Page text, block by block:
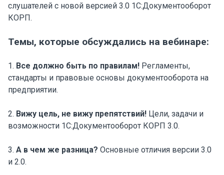
слушателей с новой версией 3.0 1С:Документооборот
КОРП.
Темы, которые обсуждались на вебинаре:
1. Все должно быть по правилам! Регламенты,
стандарты и правовые основы документооборота на
предприятии.
2. Вижу цель, не вижу препятствий! Цели, задачи и
возможности 1С:Документооборот КОРП 3.0.
3. А в чем же разница? Основные отличия версии 3.0
и 2.0.